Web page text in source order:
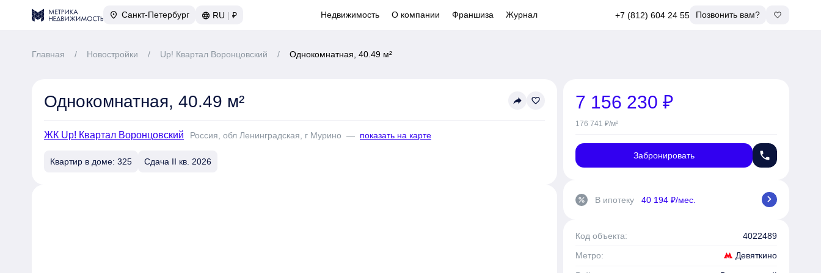
Санкт-Петербург RU | ₽ Недвижимость О компании Франшиза Журнал +7 (812) 604 24 55 Позвонить вам?
Главная / Новостройки / Up! Квартал Воронцовский / Однокомнатная, 40.49 м²
Однокомнатная, 40.49 м² reply favorite_border
ЖК Up! Квартал Воронцовский Россия, обл Ленинградская, г Мурино — показать на карте
Квартир в доме: 325 Сдача II кв. 2026
7 156 230 ₽
176 741 ₽/м²
Забронировать phone
percent В ипотеку 40 194 ₽/мес. chevron_right
Код объекта: 4022489
Метро: Девяткино